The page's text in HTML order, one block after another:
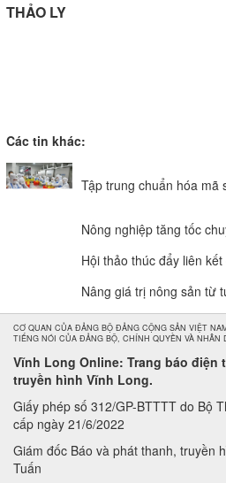
THẢO LY
Các tin khác:
Tập trung chuẩn hóa mã
Nông nghiệp tăng tốc
Hội thảo thúc đẩy liên
Nâng giá trị nông sản từ
CƠ QUAN CỦA ĐẢNG BỘ ĐẢNG CỘNG SẢN VIỆT
TIẾNG NÓI CỦA ĐẢNG BỘ, CHÍNH QUYỀN VÀ NHÂN
Vĩnh Long Online: Trang báo điện
truyền hình Vĩnh Long.
Giấy phép số 312/GP-BTTTT do Bộ
cấp ngày 21/6/2022
Giám đốc Báo và phát thanh, truyền
Tuấn